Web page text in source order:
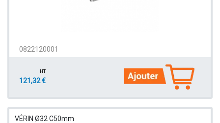
0822120001
HT
121,32 €
VÉRIN Ø32 C50mm